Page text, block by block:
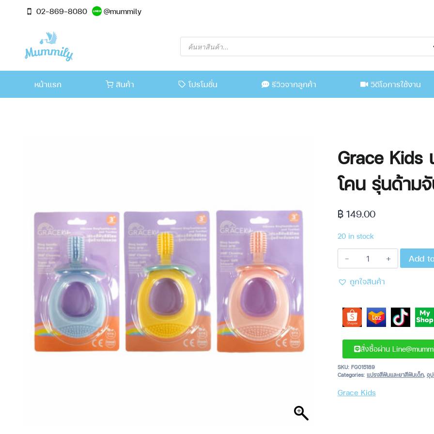
02-869-8080 @mummily
หน้าแรก สินค้า โปรโมชั่น รีวิวจากลูกค้า วิดีโอการใช้งาน
Grace Kids
โคน รุ่นด้าม
฿149.00
20 in stock
Add
ถูกใจสินค้า
สั่งซื้อผ่าน
SKU: FG015189
Categories: แปรงสีฟันและยาสีฟันเด็ก, อุ
Grace Kids